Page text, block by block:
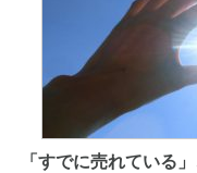
「すでに売れている